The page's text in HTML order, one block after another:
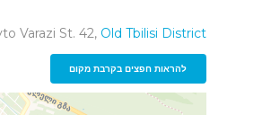
Varazi St. 42, Old Tbilisi District
להראות חפצים בקרבת מקום